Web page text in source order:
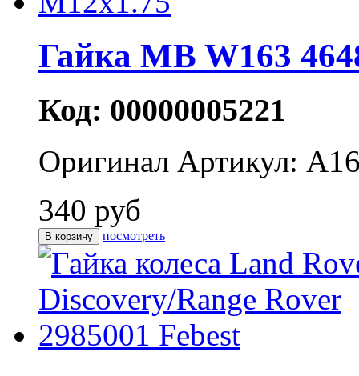
Гайка MB W163
Код: 00000005221
Оригинал Артикул:
340 руб
посмотреть